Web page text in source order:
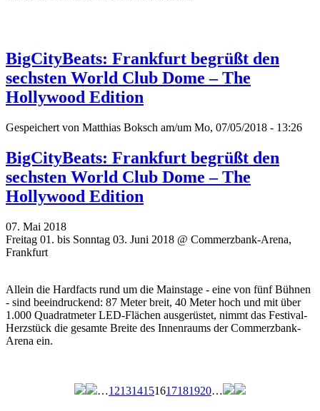
BigCityBeats: Frankfurt begrüßt den
sechsten World Club Dome – The
Hollywood Edition
Gespeichert von Matthias Boksch am/um Mo, 07/05/2018 - 13:26
BigCityBeats: Frankfurt begrüßt den
sechsten World Club Dome – The
Hollywood Edition
07. Mai 2018
Freitag 01. bis Sonntag 03. Juni 2018 @ Commerzbank-Arena,
Frankfurt
Allein die Hardfacts rund um die Mainstage - eine von fünf Bühnen
- sind beeindruckend: 87 Meter breit, 40 Meter hoch und mit über
1.000 Quadratmeter LED-Flächen ausgerüstet, nimmt das Festival-
Herzstück die gesamte Breite des Innenraums der Commerzbank-
Arena ein.
…121314151617181920…